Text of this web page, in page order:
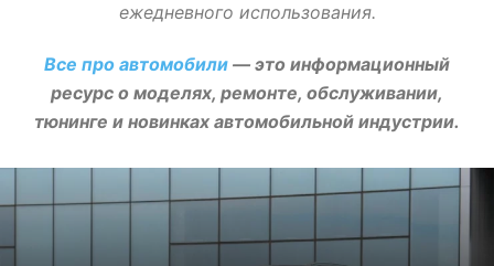
ежедневного использования.
Все про автомобили — это информационный
ресурс о моделях, ремонте, обслуживании,
тюнинге и новинках автомобильной индустрии.